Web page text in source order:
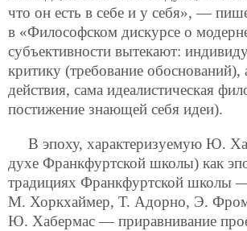
что он есть в себе и у себя», —
в «Философском дискурсе о
субъективности вытекают:
критику (требование обоснований),
действия, сама идеалистическая
постижение знающей себя идеи).
В эпоху, характеризуемую Ю.
духе Франкфуртской школы) как
традициях Франкфуртской школы
М. Хоркхаймер, Т. Адорно, Э.
Ю. Хабермас — приравнивание